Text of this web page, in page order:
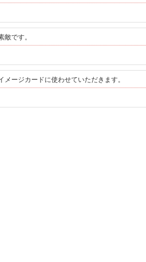
敵です。
メージカードに使わせていただきます。